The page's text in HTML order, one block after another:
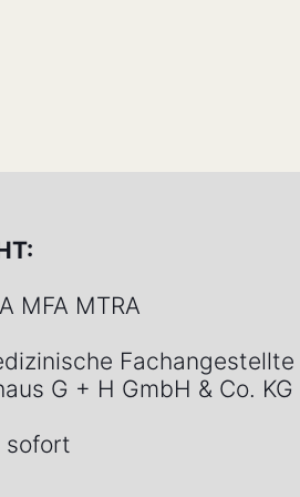
MFA MTRA
G + H GmbH & Co. KG
sofort